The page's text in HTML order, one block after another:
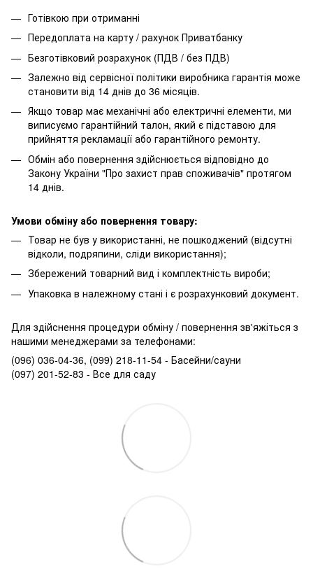
Готівкою при отриманні
Передоплата на карту / рахунок Приватбанку
Безготівковий розрахунок (ПДВ / без ПДВ)
Залежно від сервісної політики виробника гарантія може
становити від 14 днів до 36 місяців.
Якщо товар має механічні або електричні елементи, ми
виписуємо гарантійний талон, який є підставою для
прийняття рекламації або гарантійного ремонту.
Обмін або повернення здійснюється відповідно до
Закону України "Про захист прав споживачів" протягом
14 днів.
Умови обміну або повернення товару:
Товар не був у використанні, не пошкоджений (відсутні
відколи, подряпини, сліди використання);
Збережений товарний вид і комплектність вироби;
Упаковка в належному стані і є розрахунковий документ.
Для здійснення процедури обміну / повернення зв'яжіться з
нашими менеджерами за телефонами:
(096) 036-04-36, (099) 218-11-54 - Басейни/сауни
(097) 201-52-83 - Все для саду